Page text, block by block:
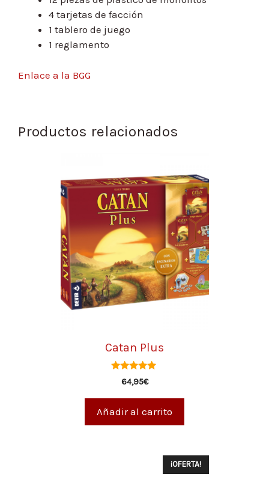
4 tarjetas de facción
1 tablero de juego
1 reglamento
Enlace a la BGG
Productos relacionados
Catan Plus
5.00
de 5
64,95€
Añadir al carrito
¡OFERTA!